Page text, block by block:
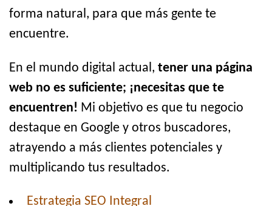
forma natural, para que más gente te
encuentre.
En el mundo digital actual, tener una página
web no es suficiente; ¡necesitas que te
encuentren! Mi objetivo es que tu negocio
destaque en Google y otros buscadores,
atrayendo a más clientes potenciales y
multiplicando tus resultados.
Estrategia SEO Integral